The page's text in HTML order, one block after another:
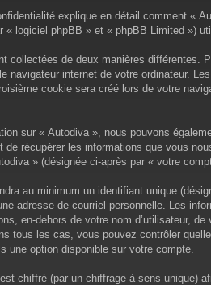
explique en détail comment «
« logiciel phpBB » et « phpBB Limited »)
collectées de deux manières différentes.
navigateur internet de votre ordinateur.
cookie sera créé lors de votre
sur « Autodiva », nous pouvons
de récupérer les informations que vous
» (désignée ci-après par « votre
au minimum un identifiant unique
adresse de courriel personnelle. Les
en-dehors de votre nom d’utilisateur,
tous les cas, vous pouvez contrôler
une option disponible sur votre compte.
chiffré (par un chiffrage à sens unique)